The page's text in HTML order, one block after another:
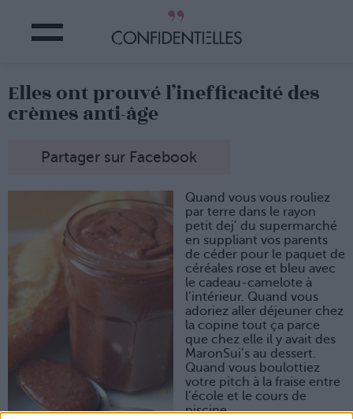
Elles ont prouvé l’inefficacité des
crèmes anti-âge
Partager sur Facebook
Quand vous vous rouliez
par terre dans le rayon
petit dej’ du supermarché
en suppliant vos parents
de céder pour le paquet de
céréales rose et bleu avec
le cadeau-camelote à
l’intérieur. Quand vous
adoriez aller déjeuner chez
la copine tout ça parce
que chez elle il y avait des
MaronSui’s au dessert.
Quand vous boulottiez
votre pitch à la fraise entre
l’école et le cours de
piscine.